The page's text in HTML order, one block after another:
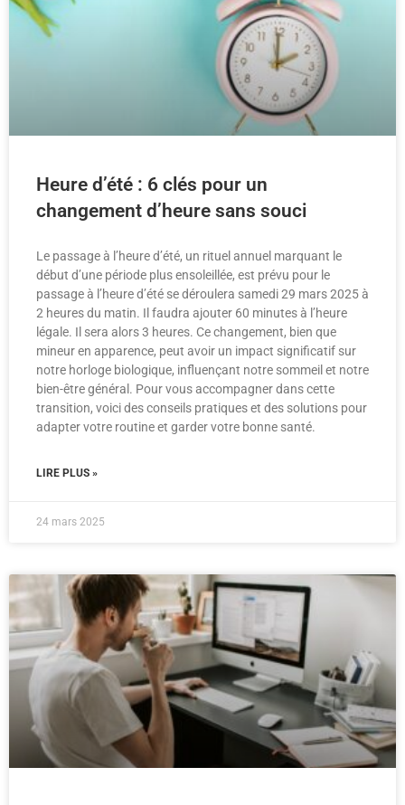
Heure d’été : 6 clés pour un
changement d’heure sans souci
Le passage à l’heure d’été, un rituel annuel marquant le
début d’une période plus ensoleillée, est prévu pour le
passage à l’heure d’été se déroulera samedi 29 mars 2025 à
2 heures du matin. Il faudra ajouter 60 minutes à l’heure
légale. Il sera alors 3 heures. Ce changement, bien que
mineur en apparence, peut avoir un impact significatif sur
notre horloge biologique, influençant notre sommeil et notre
bien-être général. Pour vous accompagner dans cette
transition, voici des conseils pratiques et des solutions pour
adapter votre routine et garder votre bonne santé.
LIRE PLUS »
24 mars 2025